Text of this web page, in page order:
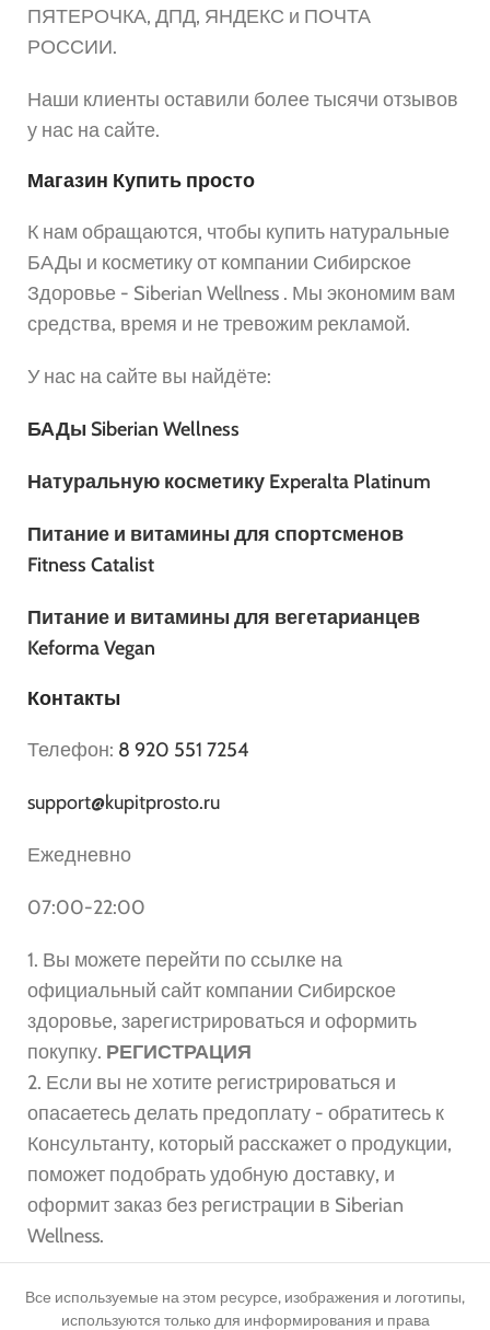
ПЯТЕРОЧКА, ДПД, ЯНДЕКС и ПОЧТА
РОССИИ.
Наши клиенты оставили более тысячи отзывов
у нас на сайте.
Магазин Купить просто
К нам обращаются, чтобы купить натуральные
БАДы и косметику от компании Сибирское
Здоровье - Siberian Wellness . Мы экономим вам
средства, время и не тревожим рекламой.
У нас на сайте вы найдёте:
БАДы Siberian Wellness
Натуральную косметику Experalta Platinum
Питание и витамины для спортсменов
Fitness Catalist
Питание и витамины для вегетарианцев
Keforma Vegan
Контакты
Телефон: 8 920 551 7254
support@kupitprosto.ru
Ежедневно
07:00-22:00
1. Вы можете перейти по ссылке на
официальный сайт компании Сибирское
здоровье, зарегистрироваться и оформить
покупку. РЕГИСТРАЦИЯ
2. Если вы не хотите регистрироваться и
опасаетесь делать предоплату - обратитесь к
Консультанту, который расскажет о продукции,
поможет подобрать удобную доставку, и
оформит заказ без регистрации в Siberian
Wellness.
Все используемые на этом ресурсе, изображения и логотипы,
используются только для информирования и права